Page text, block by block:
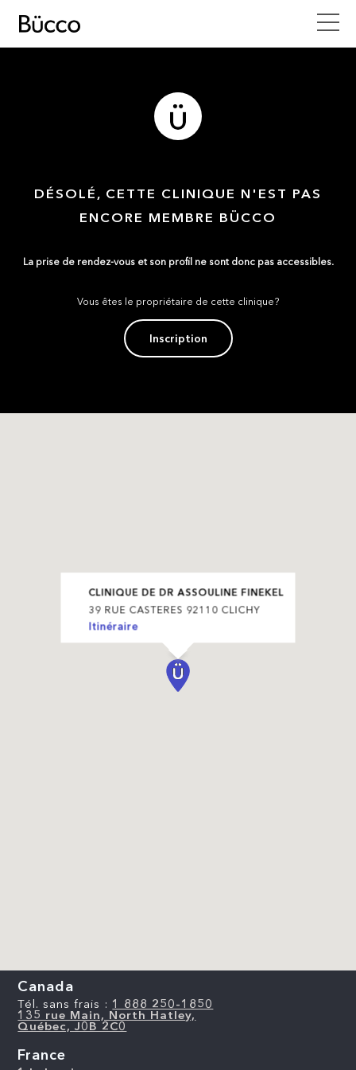
DÉSOLÉ, CETTE CLINIQUE N'EST PAS
ENCORE MEMBRE BÜCCO
La prise de rendez-vous et son profil ne sont donc pas accessibles.
Vous êtes le propriétaire de cette clinique?
Inscription
CLINIQUE DE DR ASSOULINE FINEKEL
39 RUE CASTERES 92110 CLICHY
Itinéraire
Canada
Tél. sans frais : 1 888 250-1850
135 rue Main, North Hatley,
Québec, J0B 2C0
France